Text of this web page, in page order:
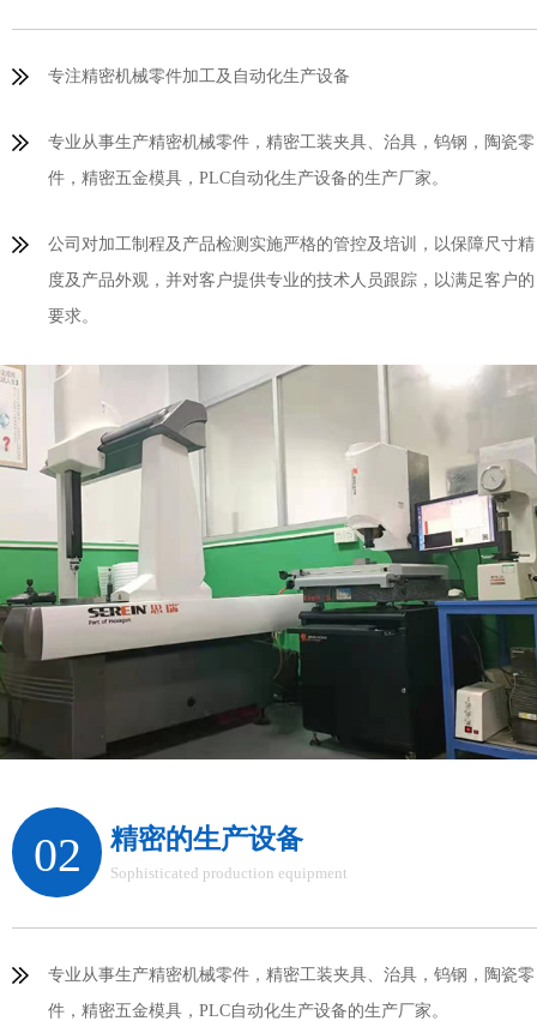
专注精密机械零件加工及自动化生产设备
专业从事生产精密机械零件，精密工装夹具、治具，钨钢，陶瓷零
件，精密五金模具，PLC自动化生产设备的生产厂家。
公司对加工制程及产品检测实施严格的管控及培训，以保障尺寸精
度及产品外观，并对客户提供专业的技术人员跟踪，以满足客户的
要求。
02 精密的生产设备
Sophisticated production equipment
专业从事生产精密机械零件，精密工装夹具、治具，钨钢，陶瓷零
件，精密五金模具，PLC自动化生产设备的生产厂家。